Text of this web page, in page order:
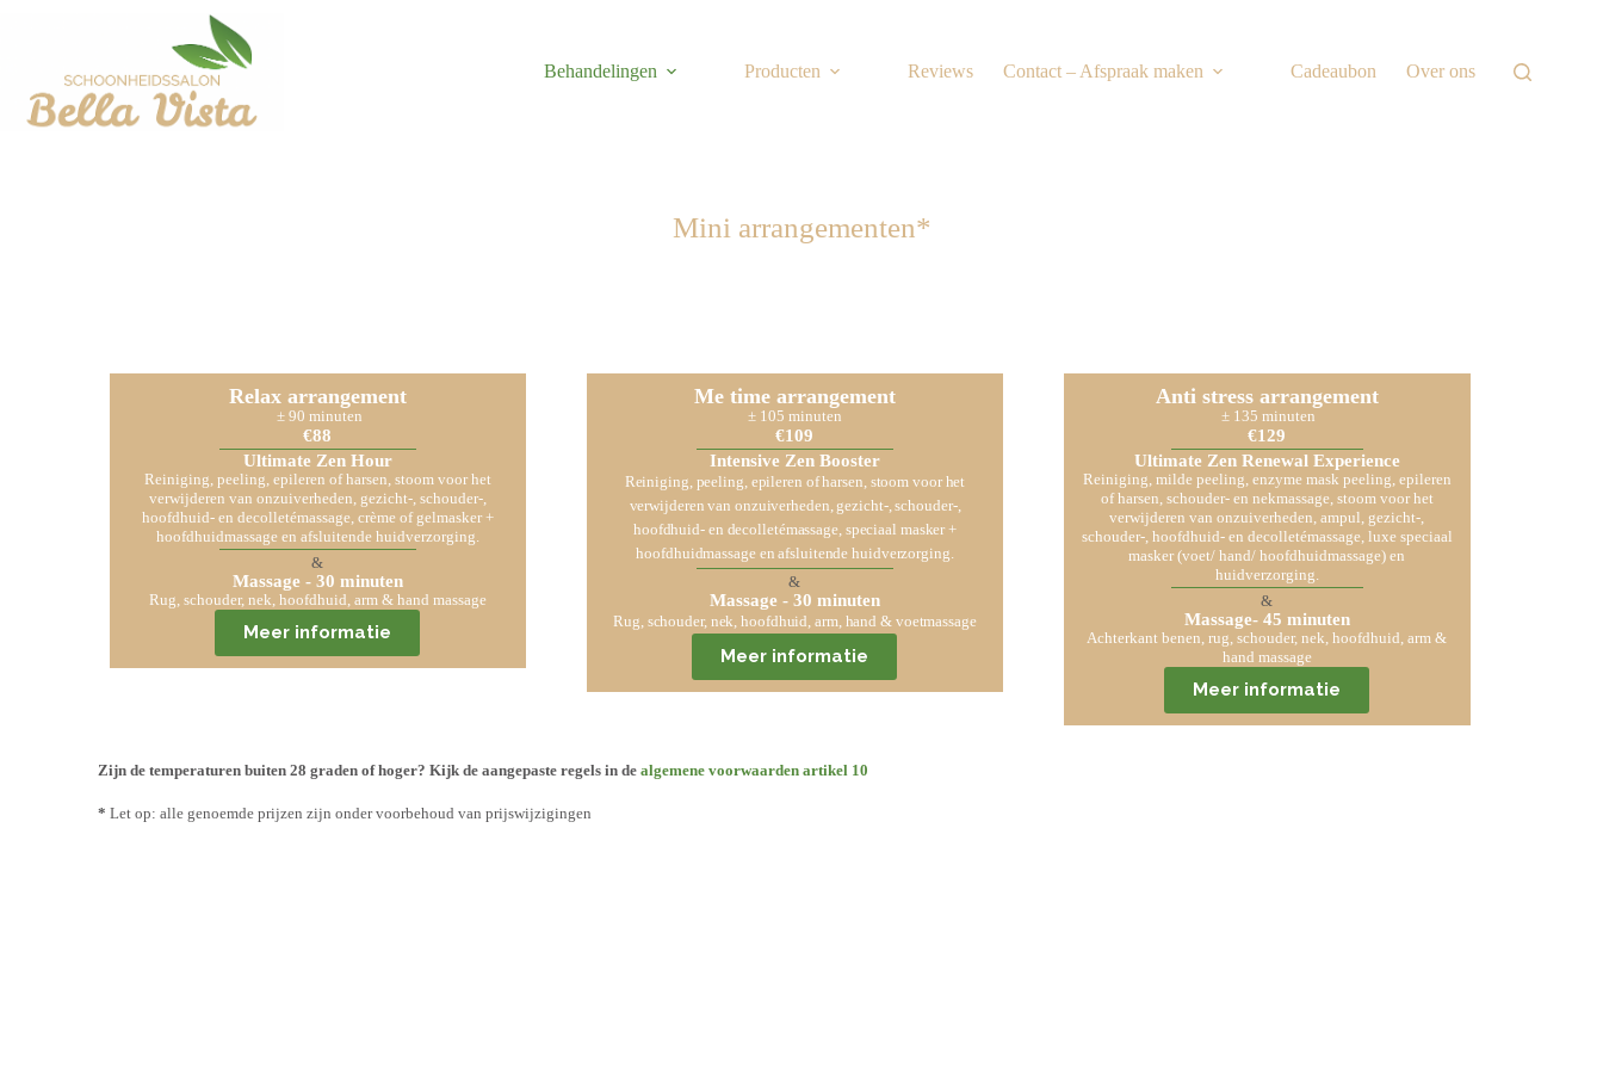
Behandelingen Producten Reviews Contact – Afspraak maken Cadeaubon Over ons
Mini arrangementen*
Relax arrangement
± 90 minuten
€88
Ultimate Zen Hour
Reiniging, peeling, epileren of harsen, stoom voor het
verwijderen van onzuiverheden, gezicht-, schouder-,
hoofdhuid- en decolletémassage, crème of gelmasker +
hoofdhuidmassage en afsluitende huidverzorging.
&
Massage - 30 minuten
Rug, schouder, nek, hoofdhuid, arm & hand massage
Meer informatie
Me time arrangement
± 105 minuten
€109
Intensive Zen Booster
Reiniging, peeling, epileren of harsen, stoom voor het
verwijderen van onzuiverheden, gezicht-, schouder-,
hoofdhuid- en decolletémassage, speciaal masker +
hoofdhuidmassage en afsluitende huidverzorging.
&
Massage - 30 minuten
Rug, schouder, nek, hoofdhuid, arm, hand & voetmassage
Meer informatie
Anti stress arrangement
± 135 minuten
€129
Ultimate Zen Renewal Experience
Reiniging, milde peeling, enzyme mask peeling, epileren
of harsen, schouder- en nekmassage, stoom voor het
verwijderen van onzuiverheden, ampul, gezicht-,
schouder-, hoofdhuid- en decolletémassage, luxe speciaal
masker (voet/ hand/ hoofdhuidmassage) en
huidverzorging.
&
Massage- 45 minuten
Achterkant benen, rug, schouder, nek, hoofdhuid, arm &
hand massage
Meer informatie
Zijn de temperaturen buiten 28 graden of hoger? Kijk de aangepaste regels in de algemene voorwaarden artikel 10
* Let op: alle genoemde prijzen zijn onder voorbehoud van prijswijzigingen